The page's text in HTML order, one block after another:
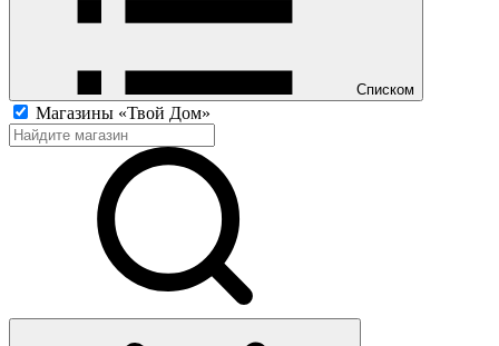
Списком
Магазины «Твой Дом»